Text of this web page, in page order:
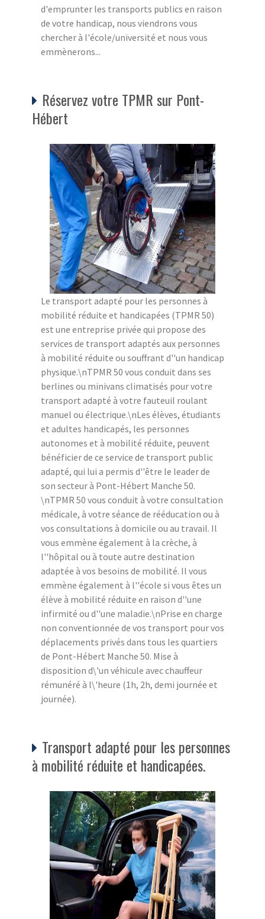
d'emprunter les transports publics en raison
de votre handicap, nous viendrons vous
chercher à l'école/université et nous vous
emmènerons...
Réservez votre TPMR sur Pont-
Hébert
Le transport adapté pour les personnes à
mobilité réduite et handicapées (TPMR 50)
est une entreprise privée qui propose des
services de transport adaptés aux personnes
à mobilité réduite ou souffrant d''un handicap
physique.\nTPMR 50 vous conduit dans ses
berlines ou minivans climatisés pour votre
transport adapté à votre fauteuil roulant
manuel ou électrique.\nLes élèves, étudiants
et adultes handicapés, les personnes
autonomes et à mobilité réduite, peuvent
bénéficier de ce service de transport public
adapté, qui lui a permis d''être le leader de
son secteur à Pont-Hébert Manche 50.
\nTPMR 50 vous conduit à votre consultation
médicale, à votre séance de rééducation ou à
vos consultations à domicile ou au travail. Il
vous emmène également à la crèche, à
l''hôpital ou à toute autre destination
adaptée à vos besoins de mobilité. Il vous
emmène également à l''école si vous êtes un
élève à mobilité réduite en raison d''une
infirmité ou d''une maladie.\nPrise en charge
non conventionnée de vos transport pour vos
déplacements privés dans tous les quartiers
de Pont-Hébert Manche 50. Mise à
disposition d\'un véhicule avec chauffeur
rémunéré à l\'heure (1h, 2h, demi journée et
journée).
Transport adapté pour les personnes
à mobilité réduite et handicapées.